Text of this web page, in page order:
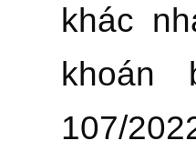
khác
khoán
107/